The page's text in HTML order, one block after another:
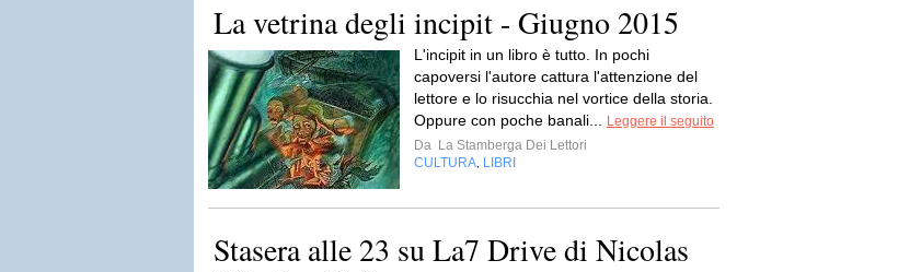
La vetrina degli incipit - Giugno 2015
L'incipit in un libro è tutto. In pochi
capoversi l'autore cattura l'attenzione del
lettore e lo risucchia nel vortice della storia.
Oppure con poche banali...
Leggere il seguito
Da La Stamberga Dei Lettori
CULTURA LIBRI
Stasera alle 23 su La7 Drive di Nicolas